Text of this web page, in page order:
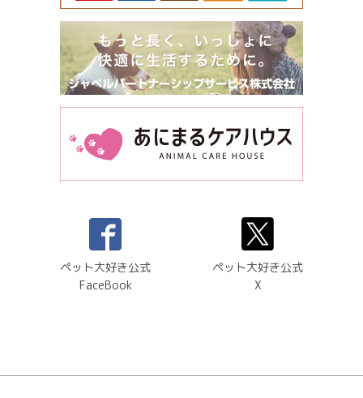
ペット大好き公式
FaceBook
ペット大好き公式
X